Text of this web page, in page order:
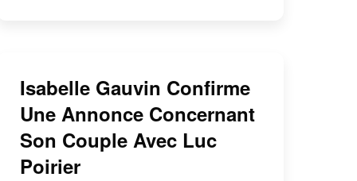
Isabelle Gauvin Confirme
Une Annonce Concernant
Son Couple Avec Luc
Poirier